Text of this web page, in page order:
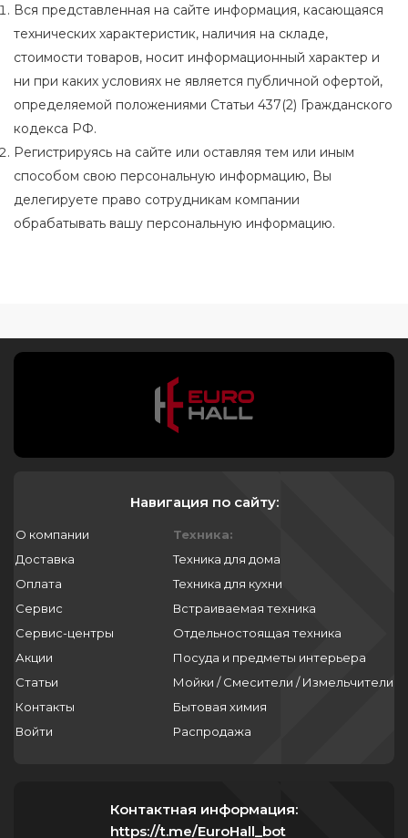
Вся представленная на сайте информация, касающаяся
технических характеристик, наличия на складе,
стоимости товаров, носит информационный характер и
ни при каких условиях не является публичной офертой,
определяемой положениями Статьи 437(2) Гражданского
кодекса РФ.
Регистрируясь на сайте или оставляя тем или иным
способом свою персональную информацию, Вы
делегируете право сотрудникам компании
обрабатывать вашу персональную информацию.
Навигация по сайту:
О компании
Доставка
Оплата
Сервис
Сервис-центры
Акции
Статьи
Контакты
Войти
Техника:
Техника для дома
Техника для кухни
Встраиваемая техника
Отдельностоящая техника
Посуда и предметы интерьера
Мойки / Смесители / Измельчители
Бытовая химия
Распродажа
Контактная информация:
https://t.me/EuroHall_bot